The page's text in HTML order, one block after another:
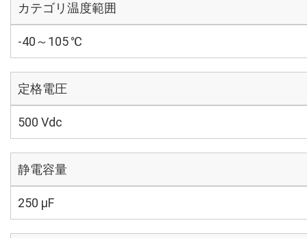
カテゴリ温度範囲
-40～105 ℃
定格電圧
500 Vdc
静電容量
250 µF